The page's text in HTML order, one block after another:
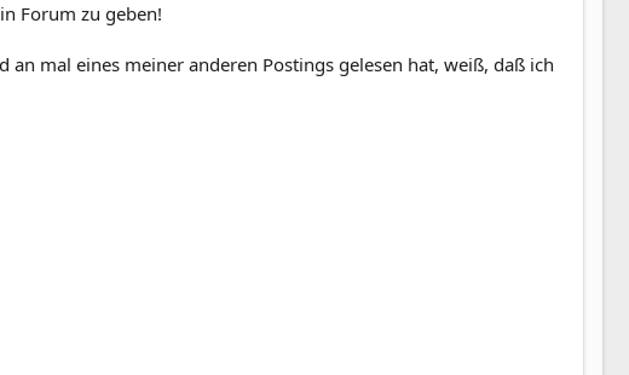
Forum zu geben!
mal eines meiner anderen Postings gelesen hat, weiß, daß ich